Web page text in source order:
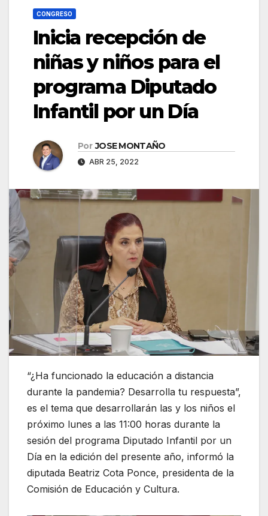
CONGRESO
Inicia recepción de
niñas y niños para el
programa Diputado
Infantil por un Día
Por JOSE MONTAÑO
ABR 25, 2022
“¿Ha funcionado la educación a distancia
durante la pandemia? Desarrolla tu respuesta”,
es el tema que desarrollarán las y los niños el
próximo lunes a las 11:00 horas durante la
sesión del programa Diputado Infantil por un
Día en la edición del presente año, informó la
diputada Beatriz Cota Ponce, presidenta de la
Comisión de Educación y Cultura.